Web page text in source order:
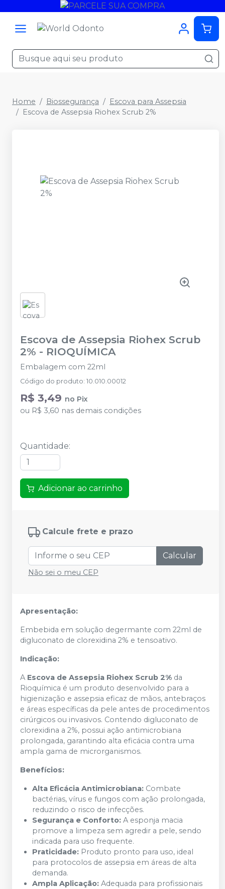
Home Biossegurança
Escova para Assepsia
Escova de Assepsia Riohex Scrub 2%
Escova de Assepsia Riohex Scrub
2% - RIOQUÍMICA
Embalagem com 22ml
Código do produto: 10.010.00012
R$ 3,49 no Pix
ou R$ 3,60 nas demais condições
Quantidade:
Adicionar ao carrinho
Calcule frete e prazo
Calcular
Não sei o meu CEP
Apresentação:
Embebida em solução degermante com 22ml de
digluconato de clorexidina 2% e tensoativo.
Indicação:
A Escova de Assepsia Riohex Scrub 2% da
Rioquímica é um produto desenvolvido para a
higienização e assepsia eficaz de mãos, antebraços
e áreas específicas da pele antes de procedimentos
cirúrgicos ou invasivos. Contendo digluconato de
clorexidina a 2%, possui ação antimicrobiana
prolongada, garantindo alta eficácia contra uma
ampla gama de microrganismos.
Benefícios:
Alta Eficácia Antimicrobiana: Combate
bactérias, vírus e fungos com ação prolongada,
reduzindo o risco de infecções.
Segurança e Conforto: A esponja macia
promove a limpeza sem agredir a pele, sendo
indicada para uso frequente.
Praticidade: Produto pronto para uso, ideal
para protocolos de assepsia em áreas de alta
demanda.
Ampla Aplicação: Adequada para profissionais